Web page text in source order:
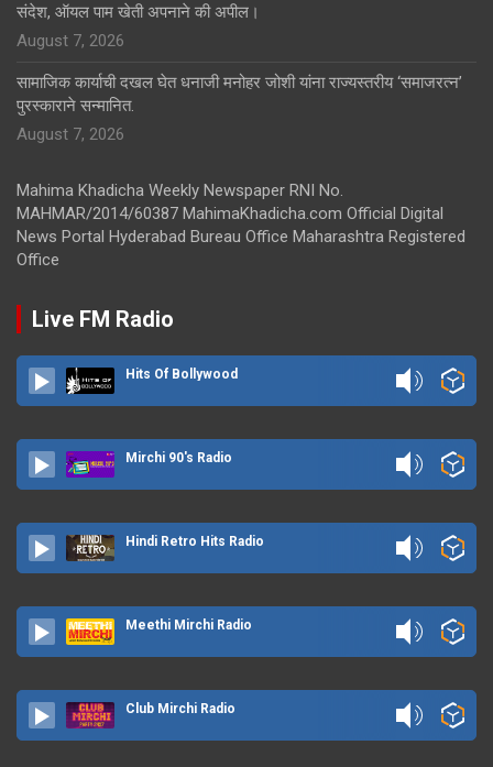
संदेश, ऑयल पाम खेती अपनाने की अपील।
August 7, 2026
सामाजिक कार्याची दखल घेत धनाजी मनोहर जोशी यांना राज्यस्तरीय ‘समाजरत्न’
पुरस्काराने सन्मानित.
August 7, 2026
Mahima Khadicha Weekly Newspaper RNI No.
MAHMAR/2014/60387 MahimaKhadicha.com Official Digital
News Portal Hyderabad Bureau Office Maharashtra Registered
Office
Live FM Radio
Hits Of Bollywood
Mirchi 90's Radio
Hindi Retro Hits Radio
Meethi Mirchi Radio
Club Mirchi Radio